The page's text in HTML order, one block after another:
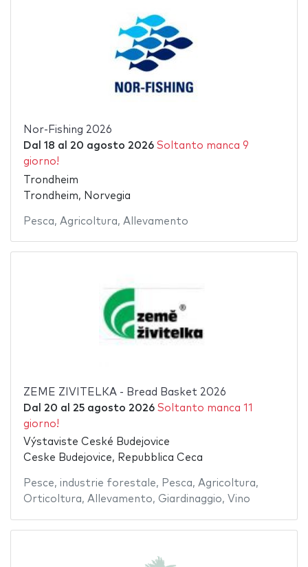
Nor-Fishing 2026
Dal 18 al 20 agosto 2026 Soltanto manca 9
giorno!
Trondheim
Trondheim, Norvegia
Pesca, Agricoltura, Allevamento
ZEME ZIVITELKA - Bread Basket 2026
Dal 20 al 25 agosto 2026 Soltanto manca 11
giorno!
Výstaviste Ceské Budejovice
Ceske Budejovice, Repubblica Ceca
Pesce, industrie forestale, Pesca, Agricoltura,
Orticoltura, Allevamento, Giardinaggio, Vino